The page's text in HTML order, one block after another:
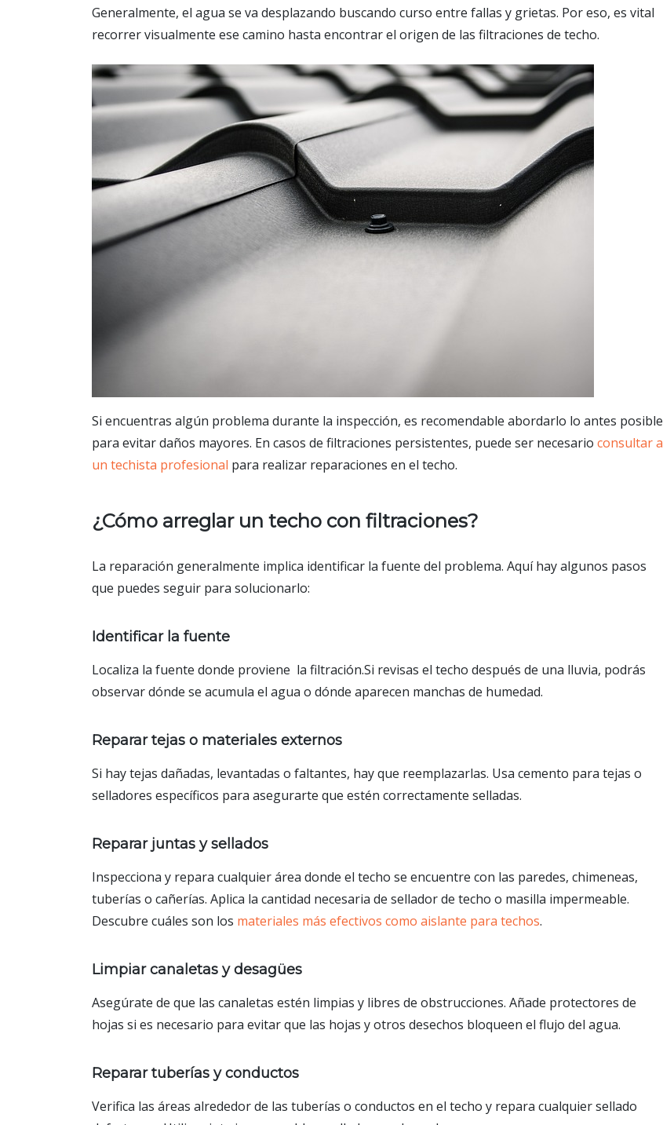
Generalmente, el agua se va desplazando buscando curso entre fallas y grietas. Por eso, es vital
recorrer visualmente ese camino hasta encontrar el origen de las filtraciones de techo.
Si encuentras algún problema durante la inspección, es recomendable abordarlo lo antes posible
para evitar daños mayores. En casos de filtraciones persistentes, puede ser necesario consultar a
un techista profesional para realizar reparaciones en el techo.
¿Cómo arreglar un techo con filtraciones?
La reparación generalmente implica identificar la fuente del problema. Aquí hay algunos pasos
que puedes seguir para solucionarlo:
Identificar la fuente
Localiza la fuente donde proviene la filtración.Si revisas el techo después de una lluvia, podrás
observar dónde se acumula el agua o dónde aparecen manchas de humedad.
Reparar tejas o materiales externos
Si hay tejas dañadas, levantadas o faltantes, hay que reemplazarlas. Usa cemento para tejas o
selladores específicos para asegurarte que estén correctamente selladas.
Reparar juntas y sellados
Inspecciona y repara cualquier área donde el techo se encuentre con las paredes, chimeneas,
tuberías o cañerías. Aplica la cantidad necesaria de sellador de techo o masilla impermeable.
Descubre cuáles son los materiales más efectivos como aislante para techos.
Limpiar canaletas y desagües
Asegúrate de que las canaletas estén limpias y libres de obstrucciones. Añade protectores de
hojas si es necesario para evitar que las hojas y otros desechos bloqueen el flujo del agua.
Reparar tuberías y conductos
Verifica las áreas alrededor de las tuberías o conductos en el techo y repara cualquier sellado